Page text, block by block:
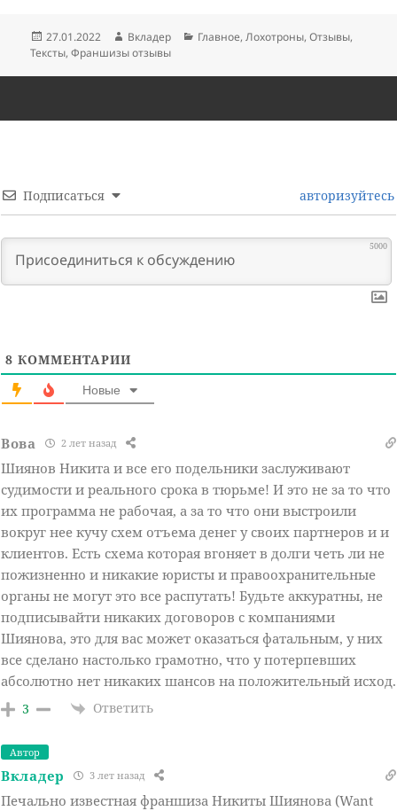
Опубликовано
27.01.2022 Автор
Вкладер Рубрики
Главное,Лохотроны,Отзывы,
Тексты,Франшизы отзывы
Подписаться авторизуйтесь
5000
8 КОММЕНТАРИИ
Новые
Вова 2 лет назад
Шиянов Никита и все его подельники заслуживают
судимости и реального срока в тюрьме! И это не за то что
их программа не рабочая, а за то что они выстроили
вокруг нее кучу схем отъема денег у своих партнеров и и
клиентов. Есть схема которая вгоняет в долги четь ли не
пожизненно и никакие юристы и правоохранительные
органы не могут это все распутать! Будьте аккуратны, не
подписывайти никаких договоров с компаниями
Шиянова, это для вас может оказаться фатальным, у них
все сделано настолько грамотно, что у потерпевших
абсолютно нет никаких шансов на положительный исход.
3 Ответить
Автор
Вкладер 3 лет назад
Печально известная франшиза Никиты Шиянова (Want